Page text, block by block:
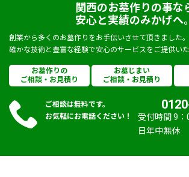
関西のお墓作りの事な
安心と実績のみかげへ。
創業から多くのお墓作りをお手伝いさせて頂きました。
確かな技術と豊富な経験で安心のサービスをご提供いた
お墓作りの
ご相談・お見積り
お墓じまい
ご相談・お見積り
ご相談は無料です。
お気軽にお電話ください！
受付時間 9
日年中無休